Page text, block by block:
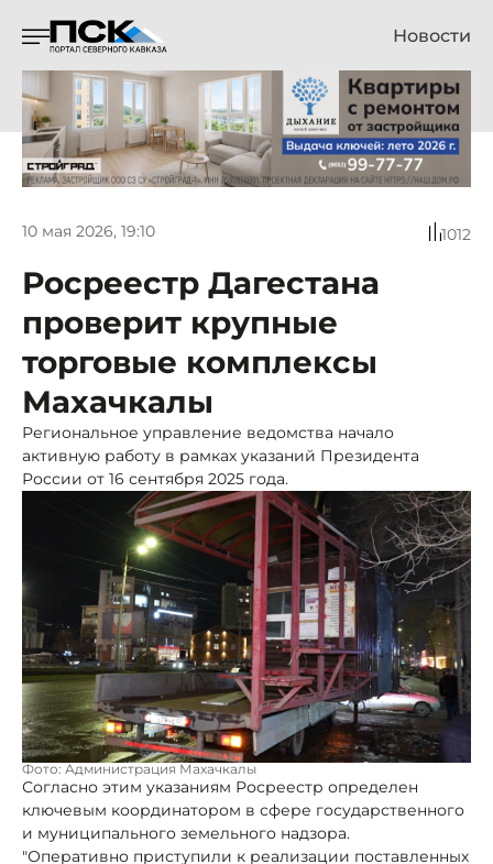
Новости
10 мая 2026, 19:10 1012
Росреестр Дагестана
проверит крупные
торговые комплексы
Махачкалы
Региональное управление ведомства начало
активную работу в рамках указаний Президента
России от 16 сентября 2025 года.
Фото: Администрация Махачкалы
Согласно этим указаниям Росреестр определен
ключевым координатором в сфере государственного
и муниципального земельного надзора.
"Оперативно приступили к реализации поставленных